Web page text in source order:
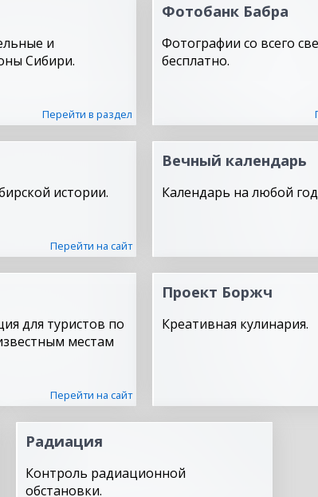
и
Сибири.
Перейти в раздел
Фотобанк Бабра
Фотографии со всего
бесплатно.
истории.
Перейти на сайт
Вечный календарь
Календарь на любой
для туристов по
местам
Перейти на сайт
Проект Боржч
Креативная кулинария.
Радиация
Контроль радиационной
обстановки.